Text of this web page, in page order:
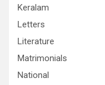
Keralam
Letters
Literature
Matrimonials
National